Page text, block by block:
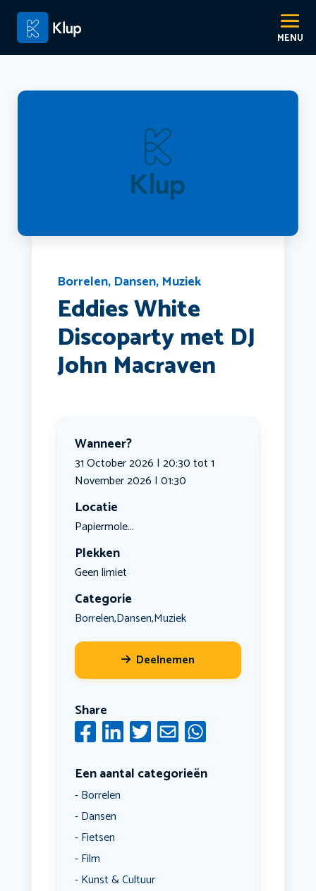
Borrelen, Dansen, Muziek
Eddies White
Discoparty met DJ
John Macraven
Wanneer?
31 October 2026 | 20:30 tot 1
November 2026 | 01:30
Locatie
Papiermole...
Plekken
Geen limiet
Categorie
Borrelen,Dansen,Muziek
Deelnemen
Share
Een aantal categorieën
Borrelen
Dansen
Fietsen
Film
Kunst & Cultuur